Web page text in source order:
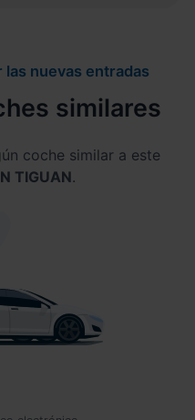
nuevas entradas
similares
coche similar a este
TIGUAN.